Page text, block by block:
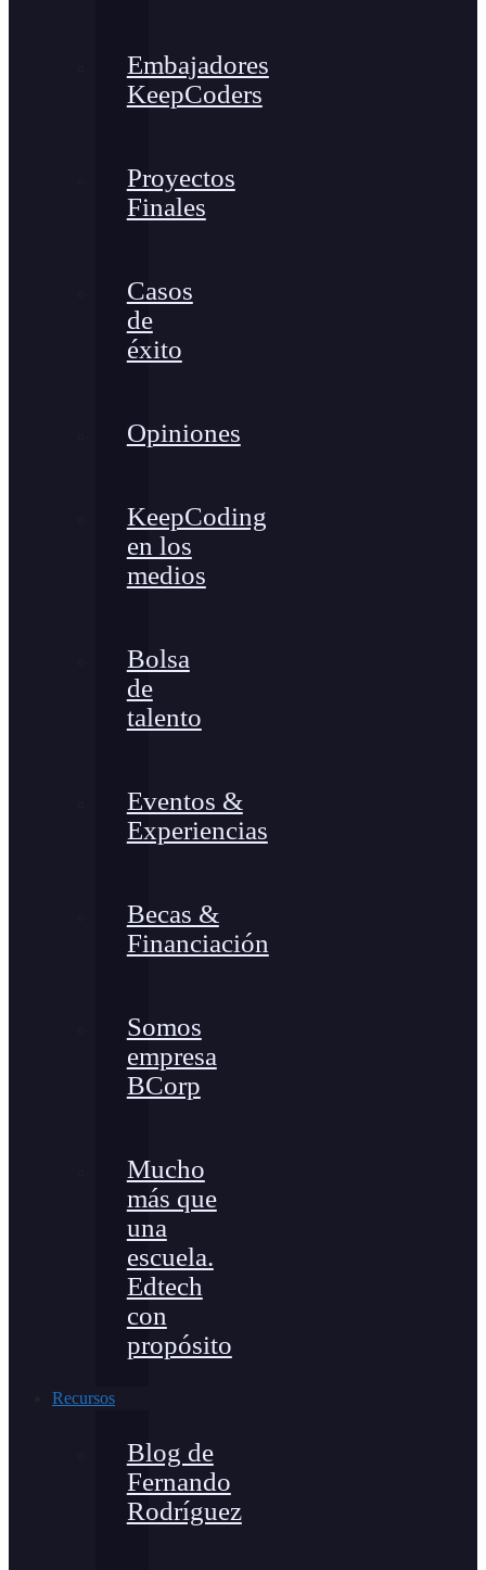
Embajadores
KeepCoders
Proyectos
Finales
Casos
de
éxito
Opiniones
KeepCoding
en los
medios
Bolsa
de
talento
Eventos &
Experiencias
Becas &
Financiación
Somos
empresa
BCorp
Mucho
más que
una
escuela.
Edtech
con
propósito
Recursos
Blog de
Fernando
Rodríguez